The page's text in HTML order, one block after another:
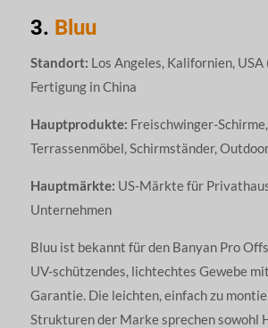
3. Bluu
Standort: Los Angeles, Kalifornien,
Fertigung in China
Hauptprodukte: Freischwinger-
Terrassenmöbel, Schirmständer,
Hauptmärkte: US-Märkte für
Unternehmen
Bluu ist bekannt für den Banyan Pro
UV-schützendes, lichtechtes Gewebe
Garantie. Die leichten, einfach zu
Strukturen der Marke sprechen sowohl